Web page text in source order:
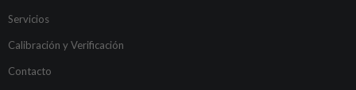
Servicios
Calibración y Verificación
Contacto